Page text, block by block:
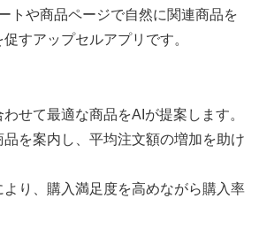
トや商品ページで自然に関連商品を
すアップセルアプリです。
わせて最適な商品をAIが提案します。
品を案内し、平均注文額の増加を助け
より、購入満足度を高めながら購入率